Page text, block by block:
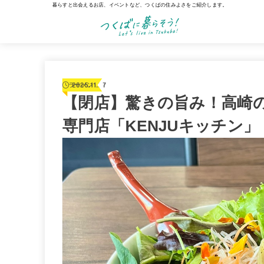
暮らすと出会えるお店、イベントなど、つくばの住みよさをご紹介します。
ラーメン
2025.11.27
【閉店】驚きの旨み！高
専門店「KENJUキッチン」